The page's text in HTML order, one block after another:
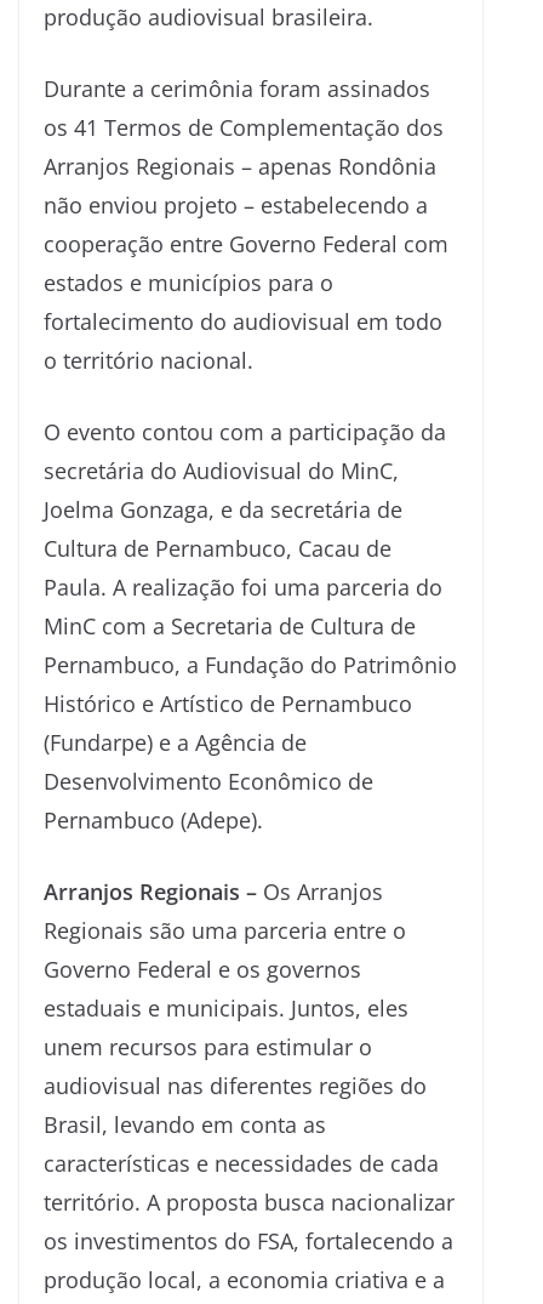
produção audiovisual brasileira.
Durante a cerimônia foram assinados
os 41 Termos de Complementação dos
Arranjos Regionais – apenas Rondônia
não enviou projeto – estabelecendo a
cooperação entre Governo Federal com
estados e municípios para o
fortalecimento do audiovisual em todo
o território nacional.
O evento contou com a participação da
secretária do Audiovisual do MinC,
Joelma Gonzaga, e da secretária de
Cultura de Pernambuco, Cacau de
Paula. A realização foi uma parceria do
MinC com a Secretaria de Cultura de
Pernambuco, a Fundação do Patrimônio
Histórico e Artístico de Pernambuco
(Fundarpe) e a Agência de
Desenvolvimento Econômico de
Pernambuco (Adepe).
Arranjos Regionais – Os Arranjos
Regionais são uma parceria entre o
Governo Federal e os governos
estaduais e municipais. Juntos, eles
unem recursos para estimular o
audiovisual nas diferentes regiões do
Brasil, levando em conta as
características e necessidades de cada
território. A proposta busca nacionalizar
os investimentos do FSA, fortalecendo a
produção local, a economia criativa e a